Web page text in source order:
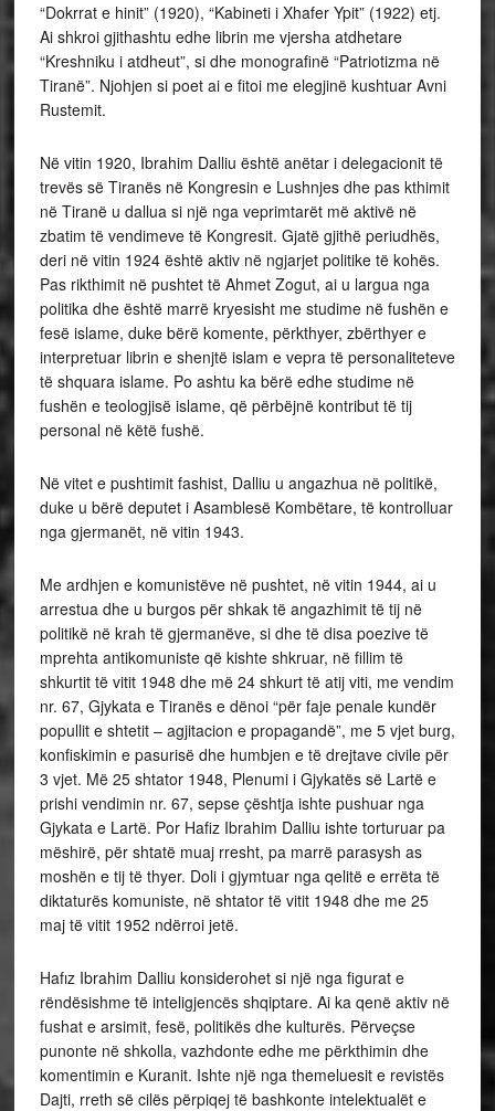
“Dokrrat e hinit” (1920), “Kabineti i Xhafer Ypit” (1922) etj.
Ai shkroi gjithashtu edhe librin me vjersha atdhetare
“Kreshniku i atdheut”, si dhe monografinë “Patriotizma në
Tiranë”. Njohjen si poet ai e fitoi me elegjinë kushtuar Avni
Rustemit.
Në vitin 1920, Ibrahim Dalliu është anëtar i delegacionit të
trevës së Tiranës në Kongresin e Lushnjes dhe pas kthimit
në Tiranë u dallua si një nga veprimtarët më aktivë në
zbatim të vendimeve të Kongresit. Gjatë gjithë periudhës,
deri në vitin 1924 është aktiv në ngjarjet politike të kohës.
Pas rikthimit në pushtet të Ahmet Zogut, ai u largua nga
politika dhe është marrë kryesisht me studime në fushën e
fesë islame, duke bërë komente, përkthyer, zbërthyer e
interpretuar librin e shenjtë islam e vepra të personaliteteve
të shquara islame. Po ashtu ka bërë edhe studime në
fushën e teologjisë islame, që përbëjnë kontribut të tij
personal në këtë fushë.
Në vitet e pushtimit fashist, Dalliu u angazhua në politikë,
duke u bërë deputet i Asamblesë Kombëtare, të kontrolluar
nga gjermanët, në vitin 1943.
Me ardhjen e komunistëve në pushtet, në vitin 1944, ai u
arrestua dhe u burgos për shkak të angazhimit të tij në
politikë në krah të gjermanëve, si dhe të disa poezive të
mprehta antikomuniste që kishte shkruar, në fillim të
shkurtit të vitit 1948 dhe më 24 shkurt të atij viti, me vendim
nr. 67, Gjykata e Tiranës e dënoi “për faje penale kundër
popullit e shtetit – agjitacion e propagandë”, me 5 vjet burg,
konfiskimin e pasurisë dhe humbjen e të drejtave civile për
3 vjet. Më 25 shtator 1948, Plenumi i Gjykatës së Lartë e
prishi vendimin nr. 67, sepse çështja ishte pushuar nga
Gjykata e Lartë. Por Hafiz Ibrahim Dalliu ishte torturuar pa
mëshirë, për shtatë muaj rresht, pa marrë parasysh as
moshën e tij të thyer. Doli i gjymtuar nga qelitë e errëta të
diktaturës komuniste, në shtator të vitit 1948 dhe me 25
maj të vitit 1952 ndërroi jetë.
Hafız Ibrahim Dalliu konsiderohet si një nga figurat e
rëndësishme të inteligjencës shqiptare. Ai ka qenë aktiv në
fushat e arsimit, fesë, politikës dhe kulturës. Përveçse
punonte në shkolla, vazhdonte edhe me përkthimin dhe
komentimin e Kuranit. Ishte një nga themeluesit e revistës
Dajti, rreth së cilës përpiqej të bashkonte intelektualët e